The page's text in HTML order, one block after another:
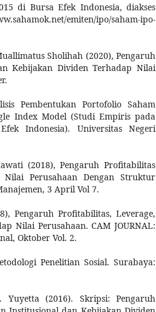
di Bursa Efek Indonesia, diakses
emiten/ipo/saham-ipo-
Sholihah (2020), Pengaruh
Kebijakan Dividen Terhadap Nilai
Pembentukan Portofolio Saham
Index Model (Studi Empiris pada
Indonesia). Universitas Negeri
(2018), Pengaruh Profitabilitas
Perusahaan Dengan Struktur
3 April Vol 7.
Pengaruh Profitabilitas, Leverage,
Nilai Perusahaan. CAM JOURNAL:
Oktober Vol. 2.
Penelitian Sosial. Surabaya:
(2016). Skripsi: Pengaruh